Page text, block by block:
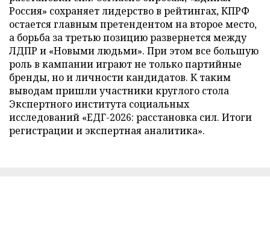
Россия» сохраняет лидерство в рейтингах, КПРФ
остается главным претендентом на второе место,
а борьба за третью позицию развернется между
ЛДПР и «Новыми людьми». При этом все большую
роль в кампании играют не только партийные
бренды, но и личности кандидатов. К таким
выводам пришли участники круглого стола
Экспертного института социальных
исследований «ЕДГ-2026: расстановка сил. Итоги
регистрации и экспертная аналитика».